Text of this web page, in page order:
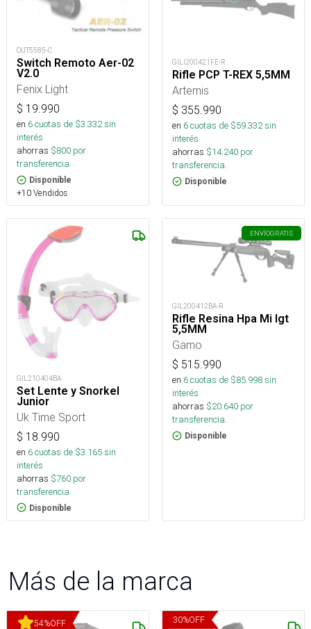
OUT5585-C
Switch Remoto Aer-02
V2.0
Fenix Light
$ 19.990
en 6cuotas de $3.332sin
interés
ahorras $800 por
transferencia.
Disponible
+10 Vendidos
GILI200421FE-R
Rifle PCP T-REX 5,5MM
Artemis
$ 355.990
en 6cuotas de $59.332sin
interés
ahorras $14.240 por
transferencia.
Disponible
GIL210404BA
Set Lente y Snorkel
Junior
Uk Time Sport
$ 18.990
en 6cuotas de $3.165sin
interés
ahorras $760 por
transferencia.
Disponible
ENVÍOGRATIS
GIL200412BA-R
Rifle Resina Hpa Mi Igt
5,5MM
Gamo
$ 515.990
en 6cuotas de $85.998sin
interés
ahorras $20.640 por
transferencia.
Disponible
Más de la marca
54%OFF 30%OFF